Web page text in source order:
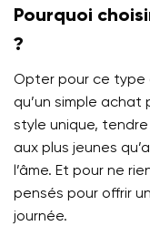
Pourquoi
?
Opter pour ce type
qu’un simple achat
style unique,
aux plus jeunes
l’âme. Et pour ne
pensés pour offrir
journée.